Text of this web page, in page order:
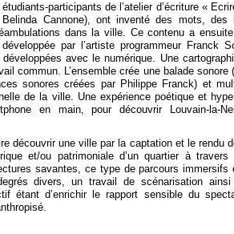
participants de l’atelier d’écriture «
Belinda Cannone), ont inventé des mots,
dans la ville. Ce contenu a
par l’artiste programmeur Franck
avec le numérique. Une
commun. L’ensemble crée une balade
sonores créées par Philippe Franck) et
de la ville. Une expérience poétique et
en main, pour découvrir Louvain-la-
découvrir une ville par la captation et le rendu
et/ou patrimoniale d’un quartier à travers
savantes, ce type de parcours
divers, un travail de scénarisation
étant d’enrichir le rapport sensible du